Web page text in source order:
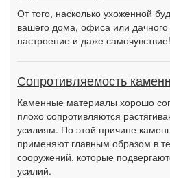
От того, насколько ухоженной
вашего дома, офиса или дачного
настроение и даже самочувствие!
Сопротивляемость
Каменные материалы хорошо
плохо сопротивляются
усилиям. По этой причине
применяют главным образом в
сооружений, которые
усилий.